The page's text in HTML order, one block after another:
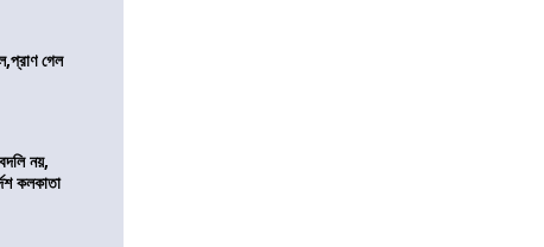
গেল
নয়,
কলকাতা